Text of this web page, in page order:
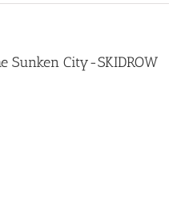
Sunken City-SKIDROW